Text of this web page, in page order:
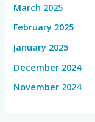
March 2025
February 2025
January 2025
December 2024
November 2024